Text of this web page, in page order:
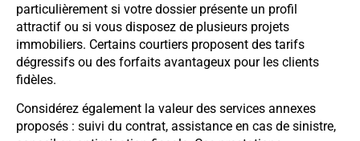
particulièrement si votre dossier présente un profil
attractif ou si vous disposez de plusieurs projets
immobiliers. Certains courtiers proposent des tarifs
dégressifs ou des forfaits avantageux pour les clients
fidèles.
Considérez également la valeur des services annexes
proposés : suivi du contrat, assistance en cas de sinistre,